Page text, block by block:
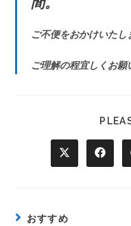
ご不便をおかけいたし
ご理解の程宜しくお願
おすすめ